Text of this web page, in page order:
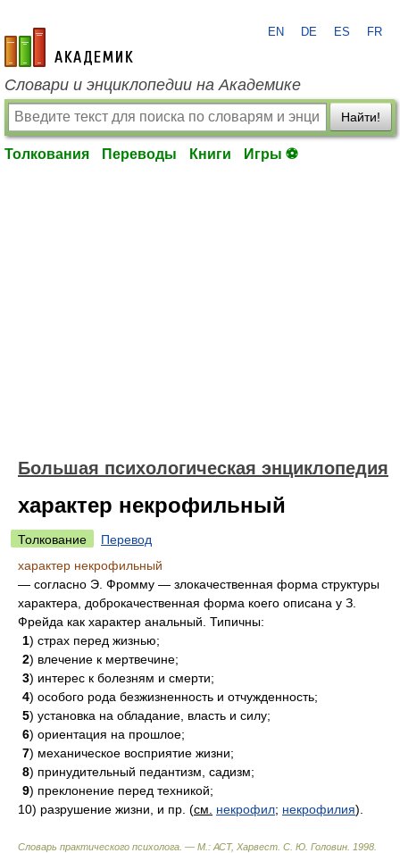
academic.ru
EN DE ES FR
Словари и энциклопедии на Академике
Найти!
Толкования Переводы Книги Игры ⚽
Большая психологическая энциклопедия
характер некрофильный
Толкование
Перевод
характер некрофильный
— согласно Э. Фромму — злокачественная форма структуры
характера, доброкачественная форма коего описана у З.
Фрейда как характер анальный. Типичны:
1) страх перед жизнью;
2) влечение к мертвечине;
3) интерес к болезням и смерти;
4) особого рода безжизненность и отчужденность;
5) установка на обладание, власть и силу;
6) ориентация на прошлое;
7) механическое восприятие жизни;
8) принудительный педантизм, садизм;
9) преклонение перед техникой;
10) разрушение жизни, и пр. (см. некрофил; некрофилия).
Словарь практического психолога. — М.: АСТ, Харвест С. Ю. Головин 1998